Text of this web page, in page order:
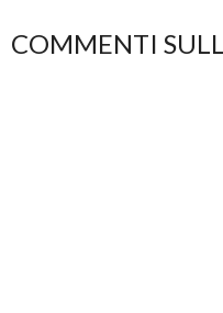
COMMENTI